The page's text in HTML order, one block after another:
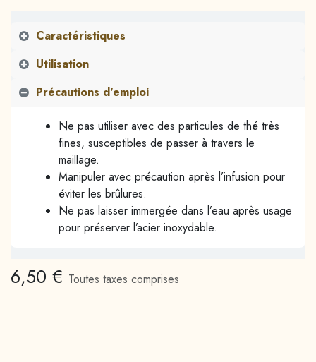
Caractéristiques
Utilisation
Précautions d'emploi
Ne pas utiliser avec des particules de thé très
fines, susceptibles de passer à travers le
maillage.
Manipuler avec précaution après l’infusion pour
éviter les brûlures.
Ne pas laisser immergée dans l’eau après usage
pour préserver l’acier inoxydable.
6,50 € Toutes taxes comprises